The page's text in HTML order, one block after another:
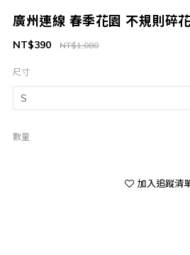
廣州連線 春季花園 不規則碎
NT$1,080
NT$390
尺寸
數量
加入追蹤清